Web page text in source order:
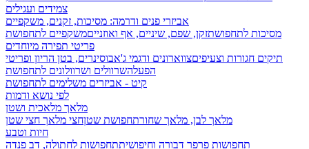
צמידים ועגילים
אביזרי פנים ודרמה: מסיכות, זקנים, משקפיים
מסיכות לתחפושתזקן, שפם, שיניים, אף ואוזנייםמשקפיים לתחפושת
פריטי תפירה מיוחדים
תיקים חגורות וצעיפיםצווארונים ודגמי ג'אבוסינרים, בטן הריון ופריטי
הפעלהשרוולים ושרוולונים לתחפושת
קיט - אביזרים משלימים לתחפושת
לפי נושא ודמות
מלאך מלאכית ושטן
מלאך לבן, מלאך שחורתחפושת שטןחצי מלאך חצי שטן
חיות וטבע
תחפושות פרפר דבורה וחיפושיתתחפושות לחתולה, דב פנדה